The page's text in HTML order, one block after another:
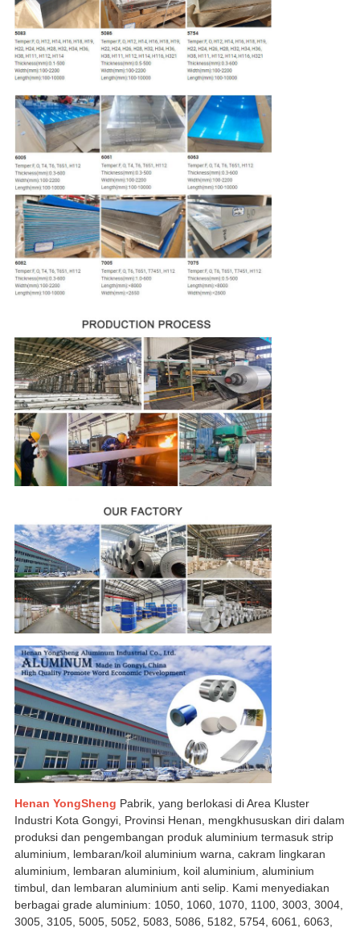
Henan YongSheng Pabrik, yang berlokasi di Area Kluster
Industri Kota Gongyi, Provinsi Henan, mengkhususkan diri dalam
produksi dan pengembangan produk aluminium termasuk strip
aluminium, lembaran/koil aluminium warna, cakram lingkaran
aluminium, lembaran aluminium, koil aluminium, aluminium
timbul, dan lembaran aluminium anti selip. Kami menyediakan
berbagai grade aluminium: 1050, 1060, 1070, 1100, 3003, 3004,
3005, 3105, 5005, 5052, 5083, 5086, 5182, 5754, 6061, 6063,